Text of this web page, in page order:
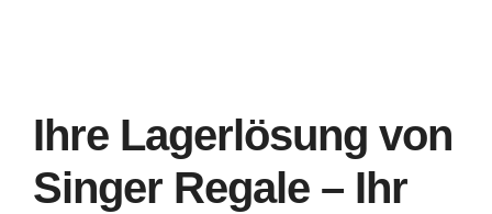
Ihre Lagerlösung von
Singer Regale – Ihr